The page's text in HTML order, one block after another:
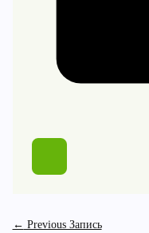
← Previous Запись